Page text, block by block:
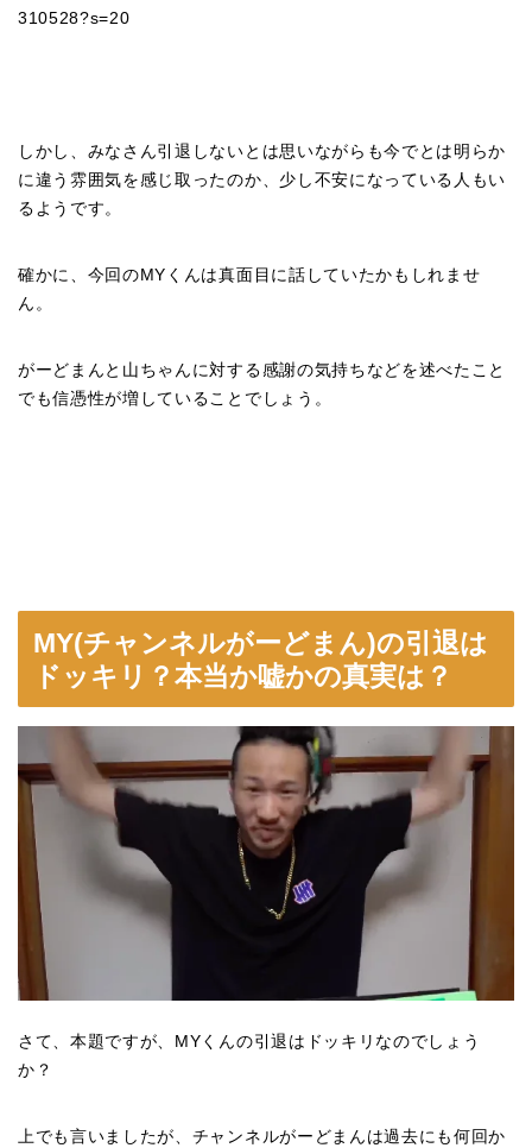
310528?s=20
しかし、みなさん引退しないとは思いながらも今でとは明らか
に違う雰囲気を感じ取ったのか、少し不安になっている人もい
るようです。
確かに、今回のMYくんは真面目に話していたかもしれませ
ん。
がーどまんと山ちゃんに対する感謝の気持ちなどを述べたこと
でも信憑性が増していることでしょう。
MY(チャンネルがーどまん)の引退は
ドッキリ？本当か嘘かの真実は？
さて、本題ですが、MYくんの引退はドッキリなのでしょう
か？
上でも言いましたが、チャンネルがーどまんは過去にも何回か